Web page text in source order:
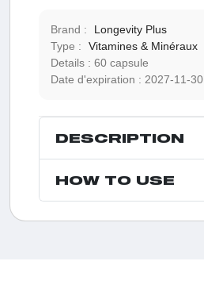
Brand :
Longevity Plus
Type :
Vitamines & Minéraux
Details :
60 capsule
Date d'expiration : 2027-11-30
DESCRIPTION
HOW TO USE